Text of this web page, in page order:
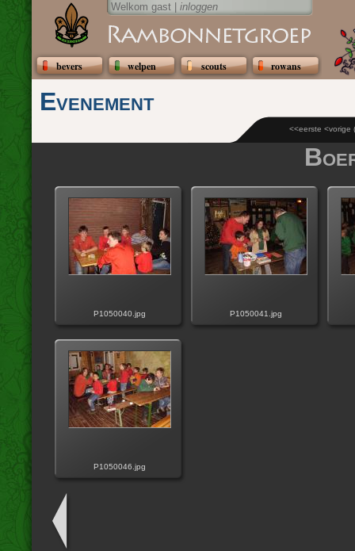
Welkom gast | inloggen
bevers welpen scouts rowans
Evenement
<<eerste <vorige
P1050040.jpg P1050041.jpg
P1050046.jpg